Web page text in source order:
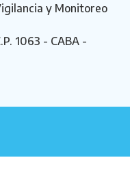
y Monitoreo
1063 - CABA -